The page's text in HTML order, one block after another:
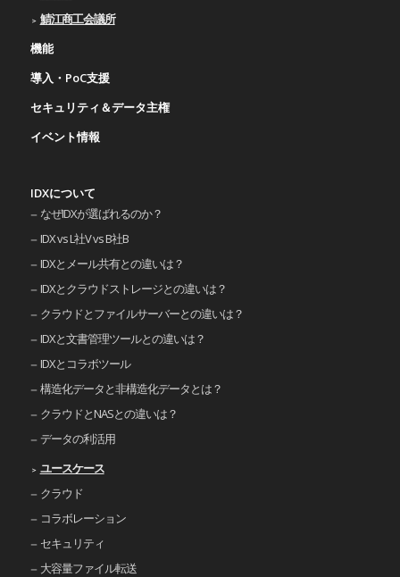
鯖江商工会議所
機能
導入・PoC支援
セキュリティ＆データ主権
イベント情報
IDXについて
なぜIDXが選ばれるのか？
IDX vs L社V vs B社B
IDXとメール共有との違いは？
IDXとクラウドストレージとの違いは？
クラウドとファイルサーバーとの違いは？
IDXと文書管理ツールとの違いは？
IDXとコラボツール
構造化データと非構造化データとは？
クラウドとNASとの違いは？
データの利活用
ユースケース
クラウド
コラボレーション
セキュリティ
大容量ファイル転送